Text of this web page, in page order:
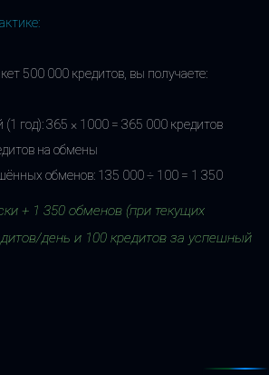
500 000 кредитов, вы получаете:
(1 год): 365 × 1000 = 365 000 кредитов
на обмены
обменов: 135 000 ÷ 100 = 1 350
+ 1 350 обменов (при текущих
день и 100 кредитов за успешный